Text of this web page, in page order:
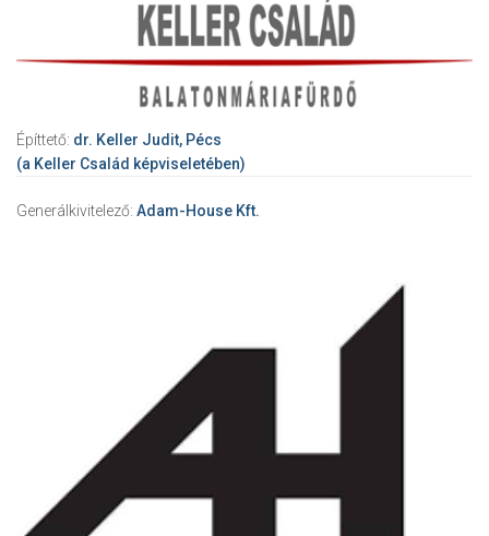
Építtető: dr. Keller Judit, Pécs
(a Keller Család képviseletében)
Generálkivitelező: Adam-House Kft.